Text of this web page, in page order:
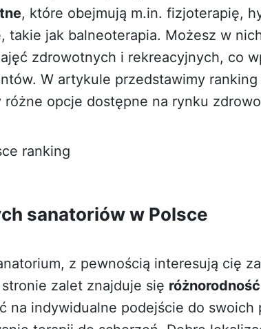
, które obejmują m.in. fizjoterapię,
takie jak balneoterapia. Możesz w
zdrowotnych i rekreacyjnych, co
W artykule przedstawimy
różne opcje dostępne na rynku
ranking
sanatoriów w Polsce
z pewnością interesują cię
zalet znajduje się
na indywidualne podejście do swoich